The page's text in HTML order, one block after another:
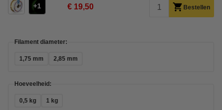
1 € 19,50 Bestellen
Filament diameter:
1,75 mm 2,85 mm
Hoeveelheid:
0,5 kg 1 kg